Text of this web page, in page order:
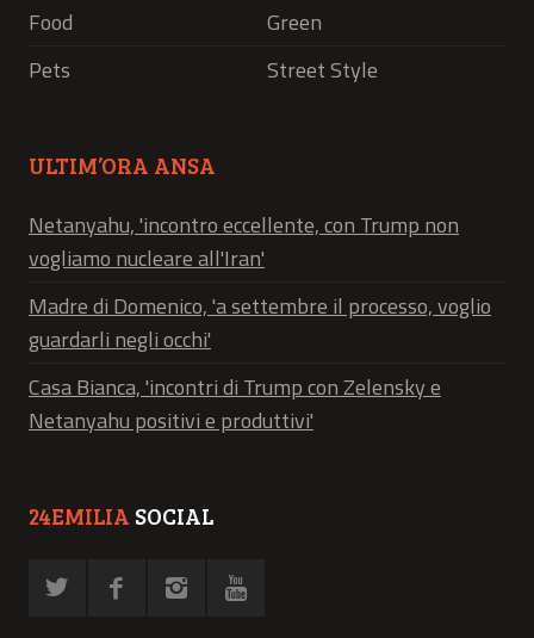
Food
Green
Pets
Street Style
ULTIM’ORA ANSA
Netanyahu, 'incontro eccellente, con Trump non
vogliamo nucleare all'Iran'
Madre di Domenico, 'a settembre il processo, voglio
guardarli negli occhi'
Casa Bianca, 'incontri di Trump con Zelensky e
Netanyahu positivi e produttivi'
24EMILIA SOCIAL